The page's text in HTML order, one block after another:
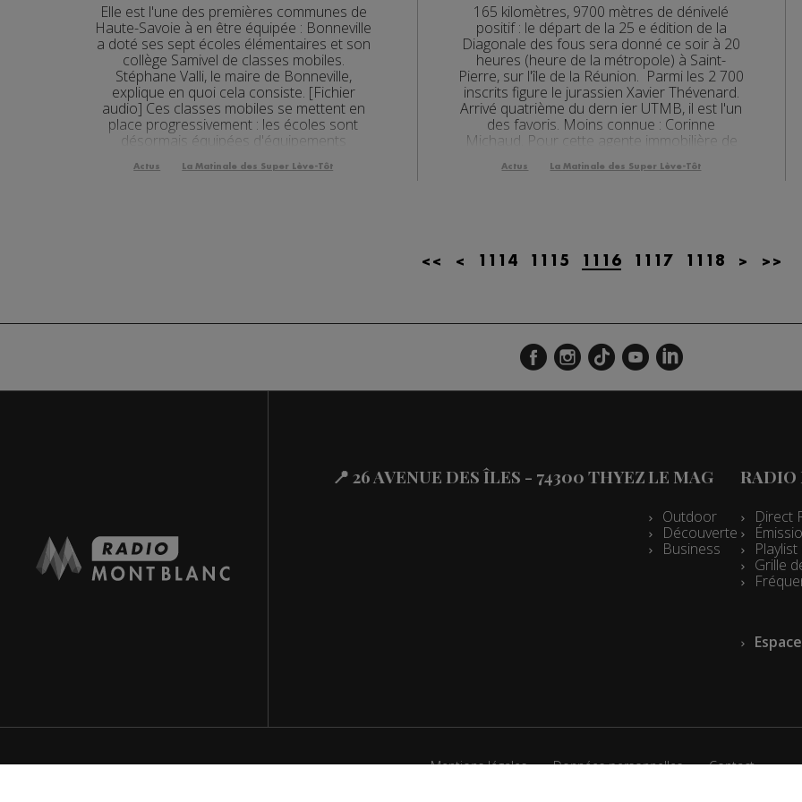
31.07.2026 Actualités Régionales 08h06
31.07.2026 Actualités Régionales 07h32
31.07.2026 Actualités Régionales 07h04
30.07.2026 Actualités Régionales 13h03
30.07.2026 Actualités Régionales 12h02
Actualités Régionales 09h06
Actualités Régionales 12h03
29.07.2026
Elle est l'une des premières communes de
Haute-Savoie à en être équipée : Bonneville
a doté ses sept écoles élémentaires et son
collège Samivel de classes mobiles.
Stéphane Valli, le maire de Bonneville,
explique en quoi cela consiste. [Fichier
audio] Ces classes mobiles se mettent en
place progressivement : les écoles sont
désormais équipées d'équipements
Actus La Matinale des Super Lève-Tôt
165 kilomètres, 9700 mètres de dénivelé
positif : le départ de la 25 e édition de la
Diagonale des fous sera donné ce soir à 20
heures (heure de la métropole) à Saint-
Pierre, sur l'île de la Réunion. Parmi les 2 700
inscrits figure le jurassien Xavier Thévenard.
Arrivé quatrième du dern ier UTMB, il est l'un
des favoris. Moins connue : Corinne
Michaud. Pour cette agente immobilière de
Actus La Matinale des Super Lève-Tôt
<< < 1114 1115 1116 1117 1118 > >>
📍 26 AVENUE DES ÎLES - 74300 THYEZLE MAG
Outdoor
Découverte
Business
RADIO
Direct
Grille
Mentions légales Données personnelles Contact